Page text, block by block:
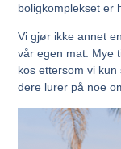
boligkomplekset er
Vi gjør ikke annet
vår egen mat. Mye
kos ettersom vi
dere lurer på noe